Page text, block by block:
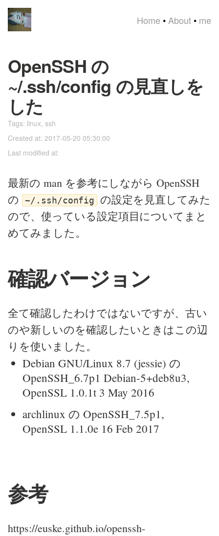
Home • About • me
OpenSSH の
~/.ssh/config の見直しを
した
Tags: linux, ssh
Created at: 2017-05-20 05:30:00
Last modified at:
最新の man を参考にしながら OpenSSH
の
~/.ssh/config
の設定を見直してみた
ので、使っている設定項目についてまと
めてみました。
確認バージョン
全て確認したわけではないですが、古い
のや新しいのを確認したいときはこの辺
りを使いました。
Debian GNU/Linux 8.7 (jessie) の
OpenSSH_6.7p1 Debian-5+deb8u3,
OpenSSL 1.0.1t 3 May 2016
archlinux の OpenSSH_7.5p1,
OpenSSL 1.1.0e 16 Feb 2017
参考
https://euske.github.io/openssh-